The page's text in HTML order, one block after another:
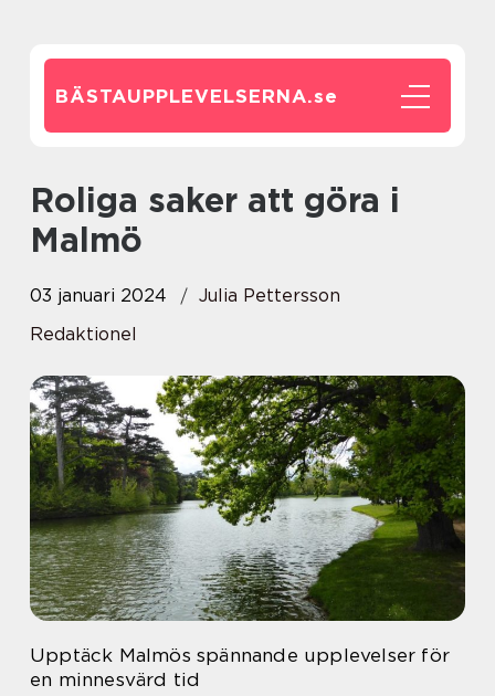
BÄSTAUPPLEVELSERNA.se
Roliga saker att göra i
Malmö
03 januari 2024
Julia Pettersson
Redaktionel
Upptäck Malmös spännande upplevelser för
en minnesvärd tid